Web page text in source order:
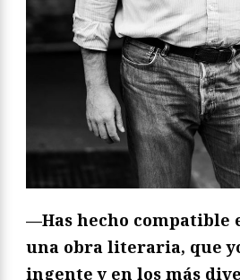
—Has hecho compatible
una obra literaria, que
ingente y en los más